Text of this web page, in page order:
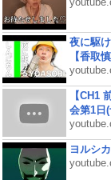
夜に駆
【香取慎
【CH1
会第1日
ヨルシ